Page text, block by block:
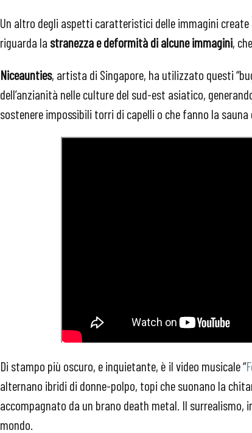
Un altro degli aspetti caratteristici delle immagini
riguarda la stranezza e deformità di alcune immagini,
Niceaunties, artista di Singapore, ha utilizzato questi
dell’anzianità nelle culture del sud-est asiatico,
sostenere impossibili torri di capelli o che fanno la
Di stampo più oscuro, e inquietante, è il video musicale “
alternano ibridi di donne-polpo, topi che suonano la
accompagnato da un brano death metal. Il surrealismo,
mondo.